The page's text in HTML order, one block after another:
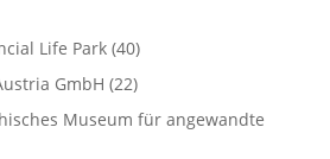
Life Park(40)
GmbH (22)
Museum für angewandte